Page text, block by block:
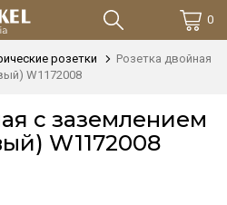
0
розетки
Розетка двойная
W1172008
с заземлением
W1172008